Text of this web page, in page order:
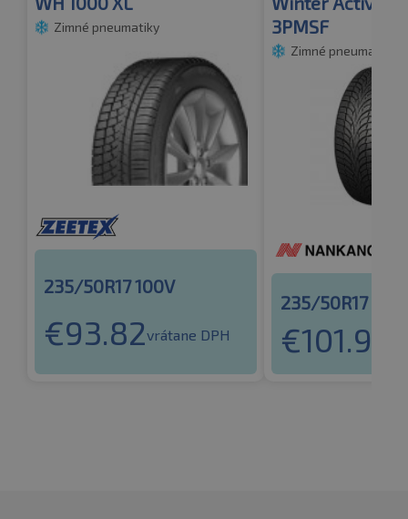
Zimné pneumatiky
235/50R17 100V
€93.82vrátane DPH
3PMSF
Zimné pneumatiky
235/50R17
€101.94